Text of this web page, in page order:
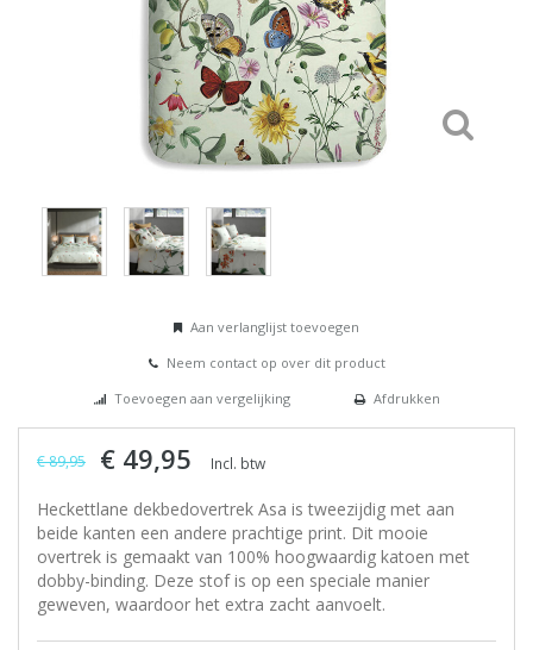
Aan verlanglijst toevoegen
Neem contact op over dit product
Toevoegen aan vergelijking
Afdrukken
€ 89,95 € 49,95 Incl. btw
Heckettlane dekbedovertrek Asa is tweezijdig met aan
beide kanten een andere prachtige print. Dit mooie
overtrek is gemaakt van 100% hoogwaardig katoen met
dobby-binding. Deze stof is op een speciale manier
geweven, waardoor het extra zacht aanvoelt.